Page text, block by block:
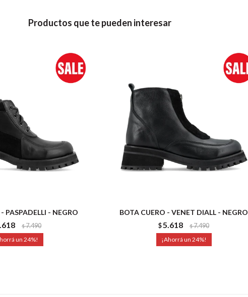
Productos que te pueden interesar
PASPADELLI - NEGRO
$7.490
24
BOTA CUERO - VENET DIALL - NEGRO
$5.618 $7.490
24